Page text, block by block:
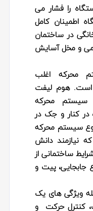
را فشار می
اطمینان کامل
در ساختمان
و مخل آسایش
محرکه اغلب
است. هوم لیفت
سیستم محرکه
کنار و جک در
سیستم محرکه
نیازمند دانش
ساختمانی از
جابجایی، پیت و
ویژگی های یک
کنترل حرکت و